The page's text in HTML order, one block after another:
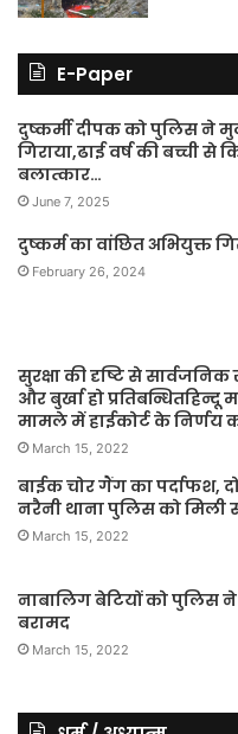
E-Paper
दुष्कर्मी दीपक को पुलिस ने
गिराया,ढाई वर्ष की बच्ची से
बलात्कार…
June 7, 2025
दुष्कर्म का वांछित अभियुक्त
February 26, 2024
सुरक्षा की दृष्टि से
और बुर्खा हो
मामले में हाईकोर्ट के निर्णय
March 15, 2022
बाईक चोर गैंग का पर्दाफश,
नरैनी थाना पुलिस को
March 15, 2022
नाबालिग बेटियों को पुलिस
बरामद
March 15, 2022